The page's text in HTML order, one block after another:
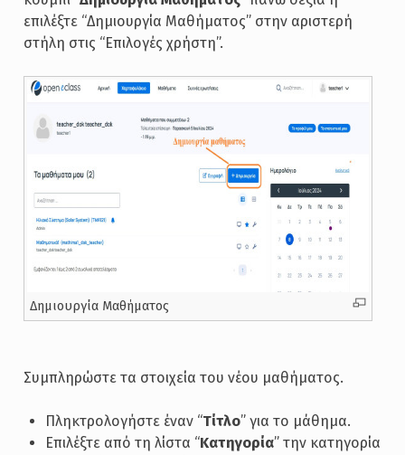
επιλέξτε “Δημιουργία Μαθήματος” στην αριστερή
στήλη στις “Επιλογές χρήστη”.
Δημιουργία Μαθήματος
Συμπληρώστε τα στοιχεία του νέου μαθήματος.
Πληκτρολογήστε έναν “Τίτλο” για το μάθημα.
Επιλέξτε από τη λίστα “Κατηγορία” την κατηγορία